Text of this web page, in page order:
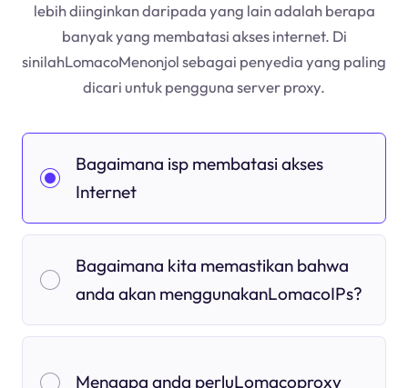
lebih diinginkan daripada yang lain adalah berapa
banyak yang membatasi akses internet. Di
sinilahLomacoMenonjol sebagai penyedia yang paling
dicari untuk pengguna server proxy.
Bagaimana isp membatasi akses
Internet
Bagaimana kita memastikan bahwa
anda akan menggunakanLomacoIPs?
Mengapa anda perluLomacoproxy